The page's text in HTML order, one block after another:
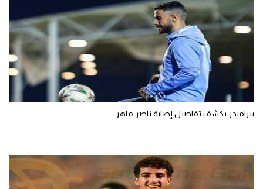
بيراميدز يكشف تفاصيل إصابة ناصر ماهر